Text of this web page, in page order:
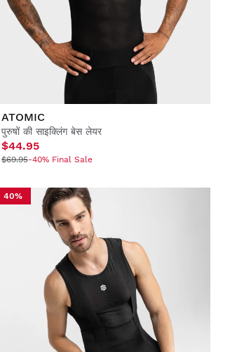
ATOMIC
पुरुषों की साइक्लिंग बेस लेयर
$44.95
$69.95-40% Final Sale
40%